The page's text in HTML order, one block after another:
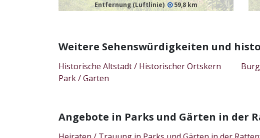
Entfernung (Luftlinie) 59,8 km
Weitere Sehenswürdigkeiten und
Historische Altstadt / Historischer Ortskern
Park / Garten
Angebote in Parks und Gärten in der